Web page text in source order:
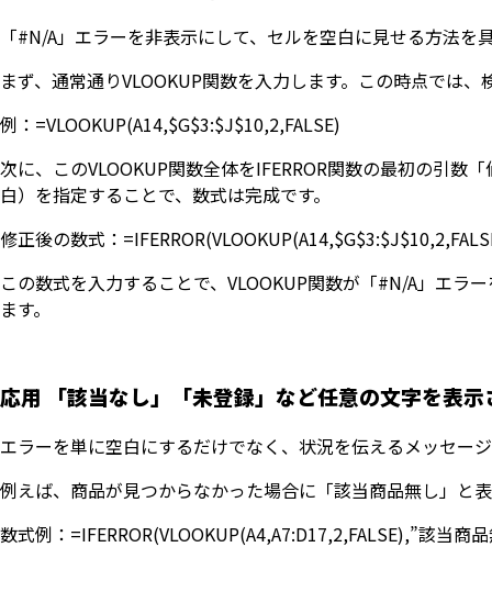
「#N/A」エラーを非表示にして、セルを空白に見せる方法を
まず、通常通りVLOOKUP関数を入力します。この時点では
例：=VLOOKUP(A14,$G$3:$J$10,2,FALSE)
次に、このVLOOKUP関数全体をIFERROR関数の最初の引数
白）を指定することで、数式は完成です。
修正後の数式：
この数式を入力することで、VLOOKUP関数が「#N/A」エラ
ます。
応用 「該当なし」「未登録」など任意の文字を表
エラーを単に空白にするだけでなく、状況を伝えるメッセー
例えば、商品が見つからなかった場合に「該当商品無し」と
数式例：=IFERROR(VLOOKUP(A4,A7:D17,2,FALSE),”該当商